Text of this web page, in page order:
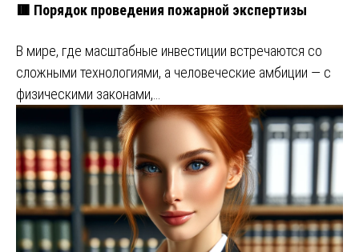
🟥 Порядок проведения пожарной экспертизы
В мире, где масштабные инвестиции встречаются со
сложными технологиями, а человеческие амбиции — с
физическими законами,…